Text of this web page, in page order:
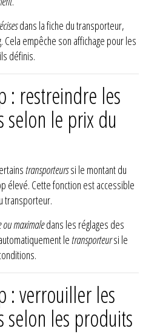
dans la fiche du transporteur,
Cela empêche son affichage pour les
définis.
: restreindre les
selon le prix du
transporteurssi le montant du
élevé. Cette fonction est accessible
transporteur.
maximaledans les réglages des
letransporteursi le
: verrouiller les
selon les produits